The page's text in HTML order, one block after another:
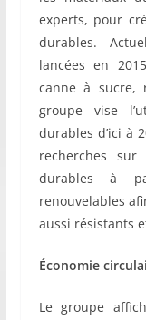
experts, pour
durables.
lancées en
canne à sucre,
groupe vise
durables d’ici à
recherches
durables à
renouvelables
aussi résistants
Économie
Le groupe